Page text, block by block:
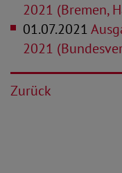
2021 (Bremen,
01.07.2021
2021
Zurück